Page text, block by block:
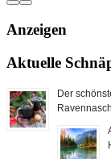
Anzeigen
Aktuelle
Der